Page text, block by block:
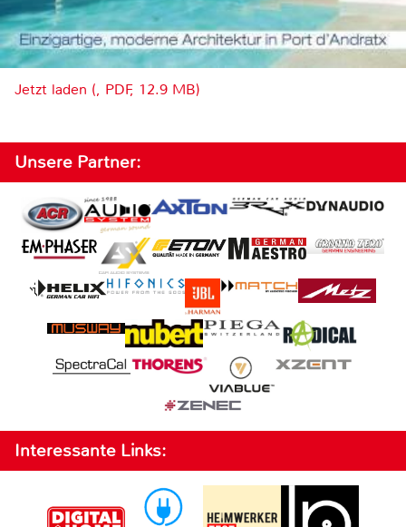
Jetzt laden (, PDF, 12.9 MB)
Unsere Partner:
Interessante Links: